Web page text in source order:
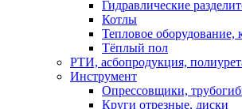
Гидравлические
Котлы
Тепловое
Тёплый пол
РТИ, асбопродукция,
Инструмент
Опрессовщики,
Круги отрезные, диски